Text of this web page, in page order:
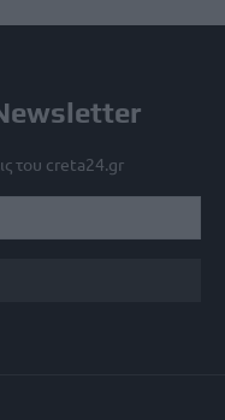
του creta24.gr